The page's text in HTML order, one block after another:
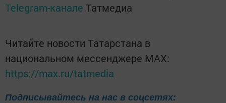
Telegram-канале Татмедиа
Читайте новости Татарстана в
национальном мессенджере MАХ:
https://max.ru/tatmedia
Подписывайтесь на нас в соцсетях: